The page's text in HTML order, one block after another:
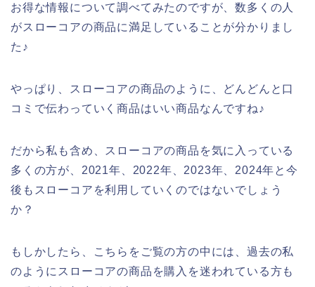
お得な情報について調べてみたのですが、数多くの人
がスローコアの商品に満足していることが分かりまし
た♪
やっぱり、スローコアの商品のように、どんどんと口
コミで伝わっていく商品はいい商品なんですね♪
だから私も含め、スローコアの商品を気に入っている
多くの方が、2021年、2022年、2023年、2024年と今
後もスローコアを利用していくのではないでしょう
か？
もしかしたら、こちらをご覧の方の中には、過去の私
のようにスローコアの商品を購入を迷われている方も